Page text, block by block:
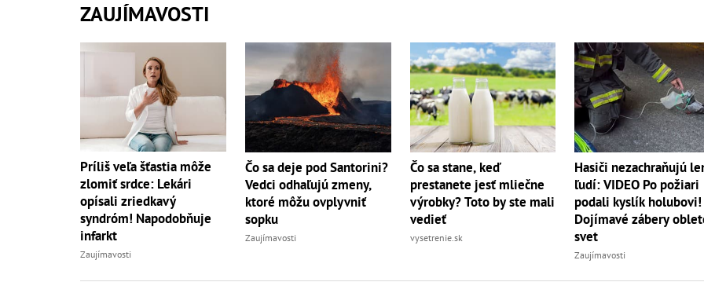
ZAUJÍMAVOSTI
Príliš veľa šťastia môže
zlomiť srdce: Lekári
opísali zriedkavý
syndróm! Napodobňuje
infarkt
Zaujímavosti
Čo sa deje pod Santorini?
Vedci odhaľujú zmeny,
ktoré môžu ovplyvniť
sopku
Zaujímavosti
Čo sa stane, keď
prestanete jesť mliečne
výrobky? Toto by ste mali
vedieť
vysetrenie.sk
Hasiči nezachraňujú
ľudí: VIDEO Po požiari
podali kyslík holubovi!
Dojímavé zábery
svet
Zaujímavosti